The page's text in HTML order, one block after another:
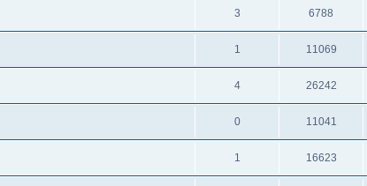
3 6788
1 11069
4 26242
0 11041
1 16623